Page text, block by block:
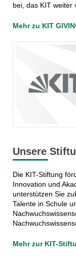
bei, das KIT weiter
Mehr zu KIT
Unsere
Die KIT-Stiftung
Innovation und
unterstützen Sie
Talente in Schule
Mehr zur KIT-